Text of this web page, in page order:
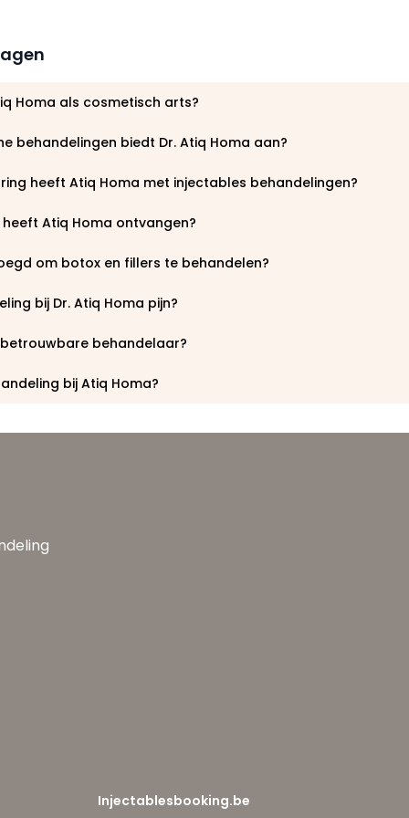
Homa als cosmetisch arts?
behandelingen biedt Dr. Atiq Homa aan?
heeft Atiq Homa met injectables behandelingen?
Atiq Homa ontvangen?
om botox en fillers te behandelen?
bij Dr. Atiq Homa pijn?
behandelaar?
bij Atiq Homa?
Injectablesbooking.be